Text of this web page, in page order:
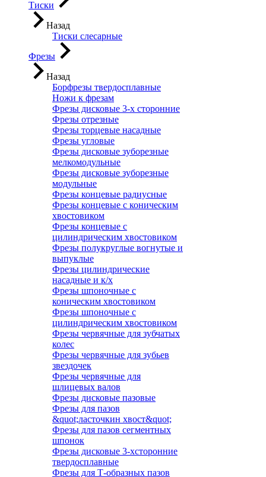
Тиски
Назад
Тиски слесарные
Фрезы
Назад
Борфрезы твердосплавные
Ножи к фрезам
Фрезы дисковые 3-х сторонние
Фрезы отрезные
Фрезы торцевые насадные
Фрезы угловые
Фрезы дисковые зуборезные
мелкомодульные
Фрезы дисковые зуборезные
модульные
Фрезы концевые радиусные
Фрезы концевые с коническим
хвостовиком
Фрезы концевые с
цилиндрическим хвостовиком
Фрезы полукруглые вогнутые и
выпуклые
Фрезы цилиндрические
насадные и к/х
Фрезы шпоночные с
коническим хвостовиком
Фрезы шпоночные с
цилиндрическим хвостовиком
Фрезы червячные для зубчатых
колес
Фрезы червячные для зубьев
звездочек
Фрезы червячные для
шлицевых валов
Фрезы дисковые пазовые
Фрезы для пазов
&quot;ласточкин хвост&quot;
Фрезы для пазов сегментных
шпонок
Фрезы дисковые 3-хсторонние
твердосплавные
Фрезы для Т-образных пазов